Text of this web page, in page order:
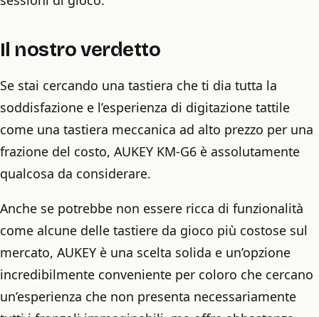
Il nostro verdetto
Se stai cercando una tastiera che ti dia tutta la
soddisfazione e l’esperienza di digitazione tattile
come una tastiera meccanica ad alto prezzo per una
frazione del costo, AUKEY KM-G6 è assolutamente
qualcosa da considerare.
Anche se potrebbe non essere ricca di funzionalità
come alcune delle tastiere da gioco più costose sul
mercato, AUKEY è una scelta solida e un’opzione
incredibilmente conveniente per coloro che cercano
un’esperienza che non presenta necessariamente